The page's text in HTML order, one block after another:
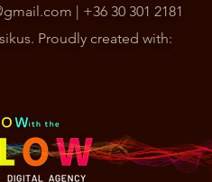
| +36 30 301 2181
Proudly created with: